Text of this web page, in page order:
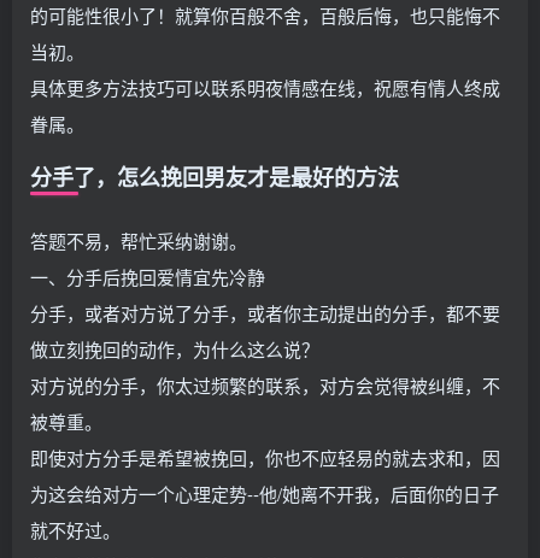
的可能性很小了！就算你百般不舍，百般后悔，也只能悔不
当初。
具体更多方法技巧可以联系明夜情感在线，祝愿有情人终成
眷属。
分手了，怎么挽回男友才是最好的方法
答题不易，帮忙采纳谢谢。
一、分手后挽回爱情宜先冷静
分手，或者对方说了分手，或者你主动提出的分手，都不要
做立刻挽回的动作，为什么这么说？
对方说的分手，你太过频繁的联系，对方会觉得被纠缠，不
被尊重。
即使对方分手是希望被挽回，你也不应轻易的就去求和，因
为这会给对方一个心理定势--他/她离不开我，后面你的日子
就不好过。